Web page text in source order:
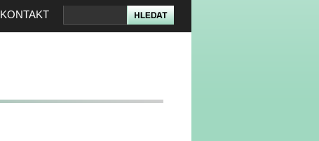
KONTAKT